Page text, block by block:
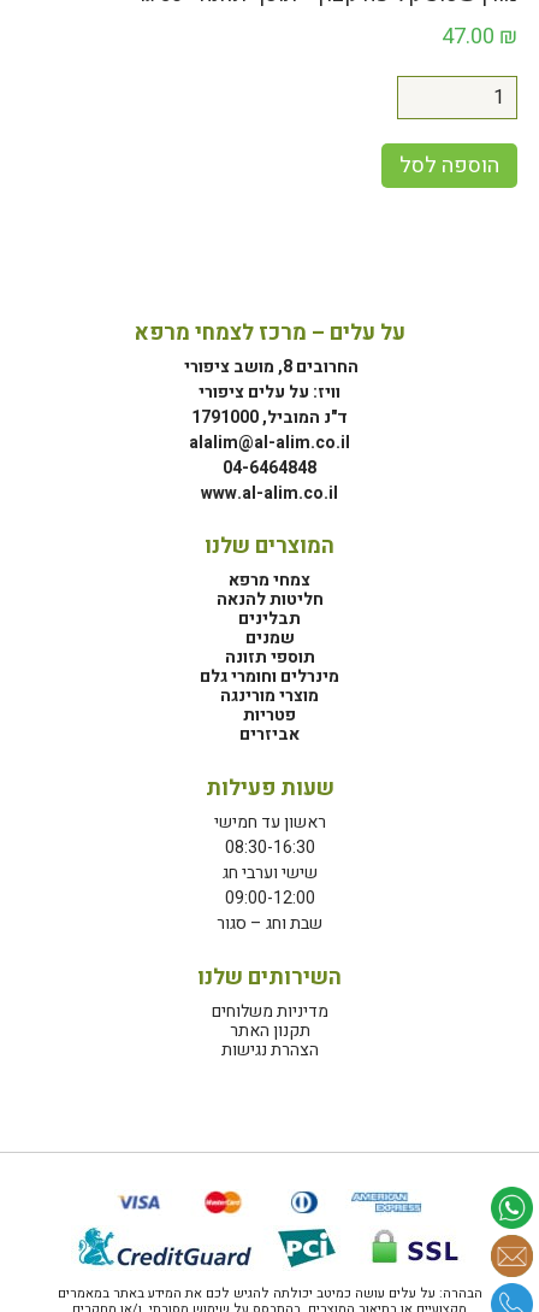
47.00 ₪
הוספה לסל
על עלים – מרכז לצמחי מרפא
החרובים 8, מושב ציפורי
וויז: על עלים ציפורי
ד"נ המוביל, 1791000
alalim@al-alim.co.il
04-6464848
www.al-alim.co.il
המוצרים שלנו
צמחי מרפא
חליטות להנאה
תבלינים
שמנים
תוספי תזונה
מינרלים וחומרי גלם
מוצרי מורינגה
פטריות
אביזרים
שעות פעילות
ראשון עד חמישי
08:30-16:30
שישי וערבי חג
09:00-12:00
שבת וחג – סגור
השירותים שלנו
מדיניות משלוחים
תקנון האתר
הצהרת נגישות
הבהרה: על עלים עושה כמיטב יכולתה להגיש לכם את המידע באתר במאמרים